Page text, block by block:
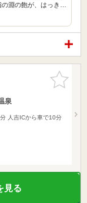
淵の飽が、はっき…
お気に入
りに追加
泉
人吉ICから車で10分
見る